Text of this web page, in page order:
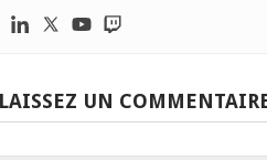
LAISSEZ UN